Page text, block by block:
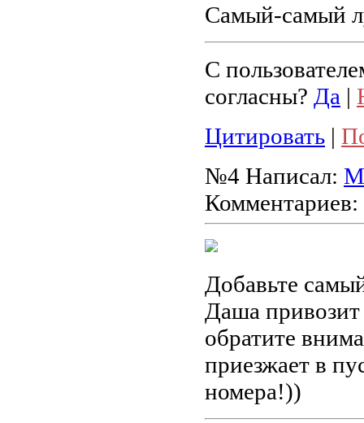
Самый-самый
С
согласны? Да |
Цитировать |
№4 Написал:
Комментариев:
Добавьте
Даша привозит
обратите
приезжает в
номера!))